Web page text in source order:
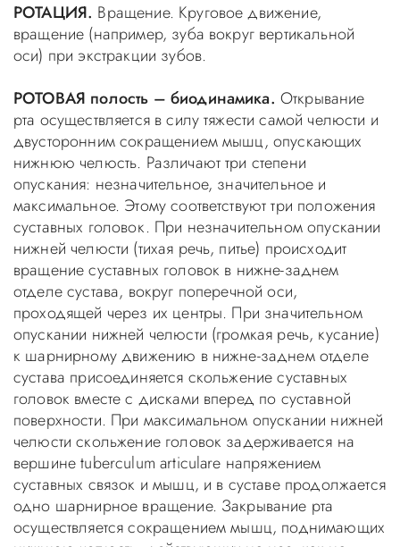
РОТАЦИЯ. Вращение. Круговое движение,
вращение (например, зуба вокруг вертикальной
оси) при экстракции зубов.
РОТОВАЯ полость – биодинамика. Открывание
рта осуществляется в силу тяжести самой челюсти и
двусторонним сокращением мышц, опускающих
нижнюю челюсть. Различают три степени
опускания: незначительное, значительное и
максимальное. Этому соответствуют три положения
суставных головок. При незначительном опускании
нижней челюсти (тихая речь, питье) происходит
вращение суставных головок в нижне-заднем
отделе сустава, вокруг поперечной оси,
проходящей через их центры. При значительном
опускании нижней челюсти (громкая речь, кусание)
к шарнирному движению в нижне-заднем отделе
сустава присоединяется скольжение суставных
головок вместе с дисками вперед по суставной
поверхности. При максимальном опускании нижней
челюсти скольжение головок задерживается на
вершине tuberculum articulare напряжением
суставных связок и мышц, и в суставе продолжается
одно шарнирное вращение. Закрывание рта
осуществляется сокращением мышц, поднимающих